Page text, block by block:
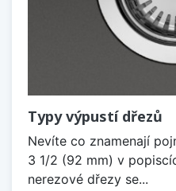
Typy výpustí dřezů
Nevíte co znamenají
3 1/2 (92 mm) v
nerezové dřezy se...